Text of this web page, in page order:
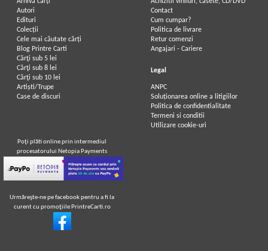
Walter Scott - Rob Roy (1943) Walter Scott - Rob Roy
Walter Scott - Rob Roy
Autori
Edituri
Colecții
Cele mai căutate cărți
Blog Printre Carti
Cărţi sub 5 lei
Cărţi sub 8 lei
Cărţi sub 10 lei
Artiști/Trupe
Case de discuri
Contact
Cum cumpar?
Politica de livrare
Retur comenzi
Angajari - Cariere
Legal
ANPC
Soluționarea online a litigiilor
Politica de confidentialitate
Termeni si conditii
Utilizare cookie-uri
Poţi plăti online prin intermediul
procesatorului Netopia Payments
Urmăreşte-ne pe facebook pentru a fi la
curent cu promoţiile PrintreCarti.ro